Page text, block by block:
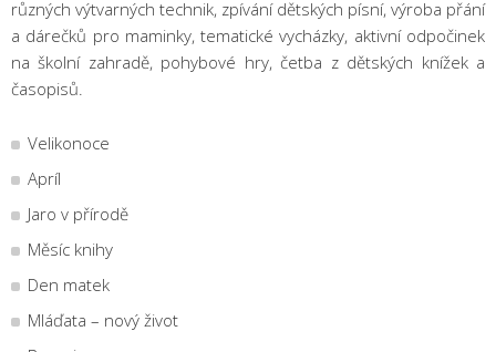
různých výtvarných technik, zpívání dětských písní, výroba přání
a dárečků pro maminky, tematické vycházky, aktivní odpočinek
na školní zahradě, pohybové hry, četba z dětských knížek a
časopisů.
Velikonoce
Apríl
Jaro v přírodě
Měsíc knihy
Den matek
Mláďata – nový život